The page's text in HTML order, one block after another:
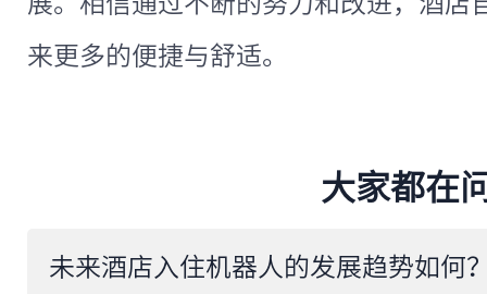
来更多的便捷与舒适。
大家都在
未来酒店入住机器人的发展趋势如何